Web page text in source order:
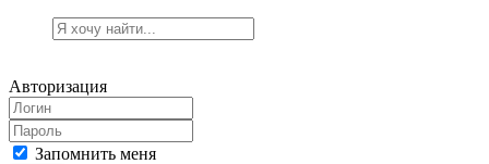
Авторизация
Запомнить меня